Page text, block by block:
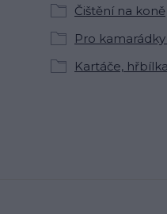
Čištění na koně
Pro
Kartáče,